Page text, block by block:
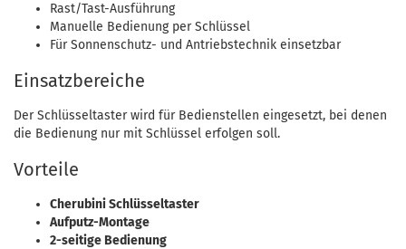
Rast/Tast-Ausführung
Manuelle Bedienung per Schlüssel
Für Sonnenschutz- und Antriebstechnik einsetzbar
Einsatzbereiche
Der Schlüsseltaster wird für Bedienstellen eingesetzt, bei denen
die Bedienung nur mit Schlüssel erfolgen soll.
Vorteile
Cherubini Schlüsseltaster
Aufputz-Montage
2-seitige Bedienung